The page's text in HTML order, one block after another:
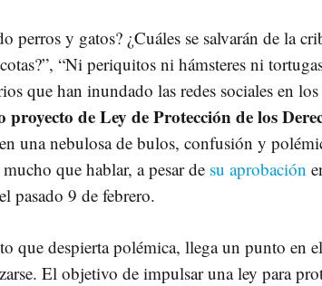
perros y gatos? ¿Cuáles se salvarán de la
“Ni periquitos ni hámsteres ni
que han inundado las redes sociales en
proyecto de Ley de Protección de los
en una nebulosa de bulos, confusión y
que hablar, a pesar de su aprobación
pasado 9 de febrero.
que despierta polémica, llega un punto en
El objetivo de impulsar una ley para